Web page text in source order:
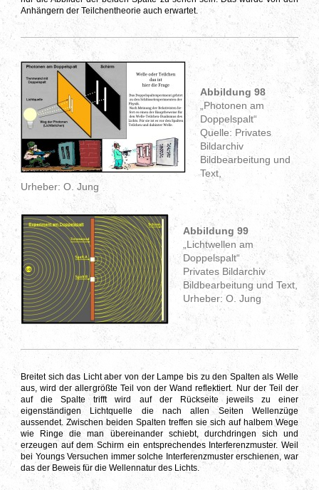
Anhängern der Teilchentheorie auch erwartet.
Abbildung 98
„Photonen am
Doppelspalt“
Quelle: Privates
Bildarchiv
Bildbearbeitung und
Text,
Urheber: O. Jung
Abbildung 99
„Lichtwellen am
Doppelspalt“
Privates Bildarchiv
Bildbearbeitung und Text,
Urheber: O. Jung
Breitet sich das Licht aber von der Lampe bis zu den Spalten als Welle
aus, wird der allergrößte Teil von der Wand reflektiert. Nur der Teil der
auf die Spalte trifft wird auf der Rückseite jeweils zu einer
eigenständigen Lichtquelle die nach allen Seiten Wellenzüge
aussendet. Zwischen beiden Spalten treffen sie sich auf halbem Wege
wie Ringe die man übereinander schiebt, durchdringen sich und
erzeugen auf dem Schirm ein entsprechendes Interferenzmuster. Weil
bei Youngs Versuchen immer solche Interferenzmuster erschienen, war
das der Beweis für die Wellennatur des Lichts.